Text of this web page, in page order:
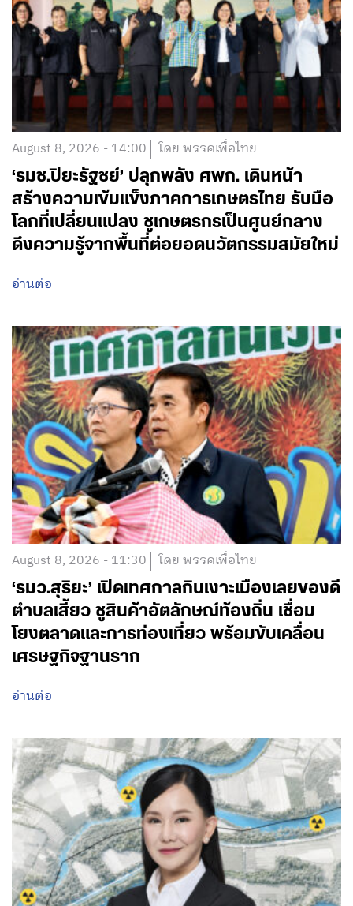
August 8, 2026 - 14:00 โดย พรรคเพื่อไทย
‘รมช.ปิยะรัฐชย์’ ปลุกพลัง ศพก. เดินหน้า
สร้างความเข้มแข็งภาคการเกษตรไทย รับมือ
โลกที่เปลี่ยนแปลง ชูเกษตรกรเป็นศูนย์กลาง
ดึงความรู้จากพื้นที่ต่อยอดนวัตกรรมสมัยใหม่
อ่านต่อ
August 8, 2026 - 11:30 โดย พรรคเพื่อไทย
‘รมว.สุริยะ’ เปิดเทศกาลกินเงาะเมืองเลยของดี
ตำบลเสี้ยว ชูสินค้าอัตลักษณ์ท้องถิ่น เชื่อม
โยงตลาดและการท่องเที่ยว พร้อมขับเคลื่อน
เศรษฐกิจฐานราก
อ่านต่อ